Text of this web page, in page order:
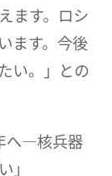
ます。ロシ
ます。今後
い。」との
へ―核兵器